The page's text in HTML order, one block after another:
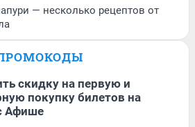
— несколько рецептов от
скидку на первую и
покупку билетов на
Афише